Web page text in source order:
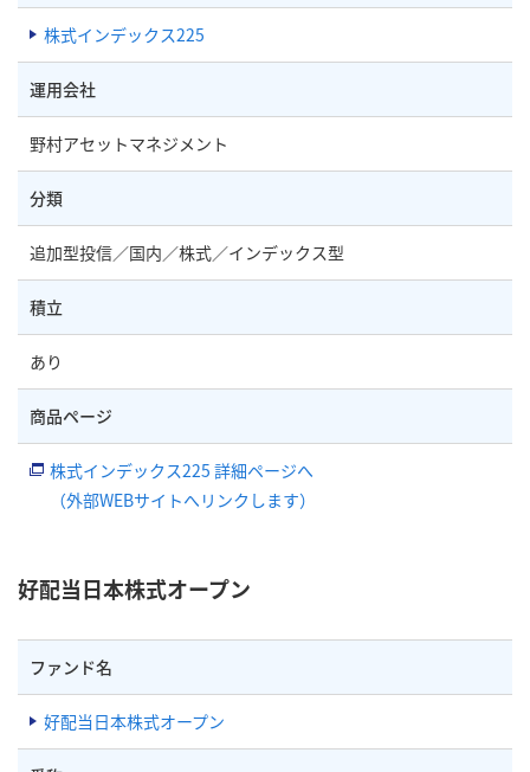
株式インデックス225
運用会社
野村アセットマネジメント
分類
追加型投信／国内／株式／インデックス型
積立
あり
商品ページ
株式インデックス225 詳細ページへ
（外部WEBサイトへリンクします）
好配当日本株式オープン
ファンド名
好配当日本株式オープン